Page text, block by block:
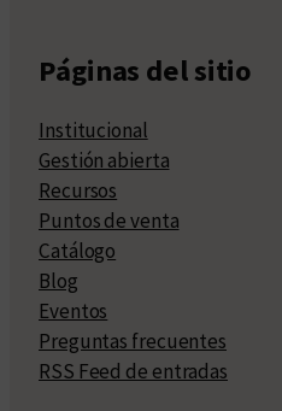
Páginas del sitio
Institucional
Gestión abierta
Recursos
Puntos de venta
Catálogo
Blog
Eventos
Preguntas frecuentes
RSS Feed de entradas